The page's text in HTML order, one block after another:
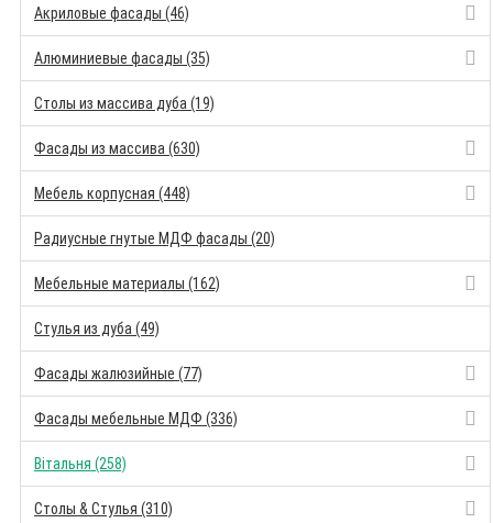
Акриловые фасады (46)
Алюминиевые фасады (35)
Столы из массива дуба (19)
Фасады из массива (630)
Мебель корпусная (448)
Радиусные гнутые МДФ фасады (20)
Мебельные материалы (162)
Стулья из дуба (49)
Фасады жалюзийные (77)
Фасады мебельные МДФ (336)
Вітальня (258)
Столы & Стулья (310)